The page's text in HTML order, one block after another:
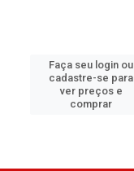
Faça seu login ou
cadastre-se para
ver preços e
comprar